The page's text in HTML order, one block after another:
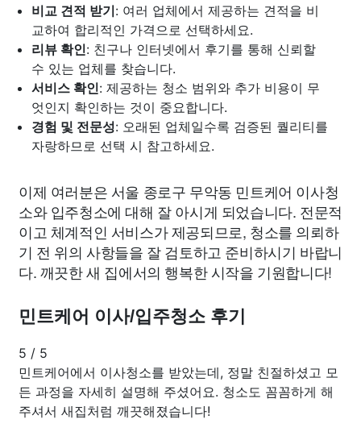
비교 견적 받기: 여러 업체에서 제공하는 견적을 비
교하여 합리적인 가격으로 선택하세요.
리뷰 확인: 친구나 인터넷에서 후기를 통해 신뢰할
수 있는 업체를 찾습니다.
서비스 확인: 제공하는 청소 범위와 추가 비용이 무
엇인지 확인하는 것이 중요합니다.
경험 및 전문성: 오래된 업체일수록 검증된 퀄리티를
자랑하므로 선택 시 참고하세요.
이제 여러분은 서울 종로구 무악동 민트케어 이사청
소와 입주청소에 대해 잘 아시게 되었습니다. 전문적
이고 체계적인 서비스가 제공되므로, 청소를 의뢰하
기 전 위의 사항들을 잘 검토하고 준비하시기 바랍니
다. 깨끗한 새 집에서의 행복한 시작을 기원합니다!
민트케어 이사/입주청소 후기
5 / 5
민트케어에서 이사청소를 받았는데, 정말 친절하셨고 모
든 과정을 자세히 설명해 주셨어요. 청소도 꼼꼼하게 해
주셔서 새집처럼 깨끗해졌습니다!